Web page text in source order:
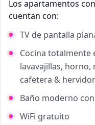
Los apartamentos
cuentan con:
TV de pantalla
Cocina totalmente
lavavajillas,
cafetera &
Baño moderno
WiFi gratuito